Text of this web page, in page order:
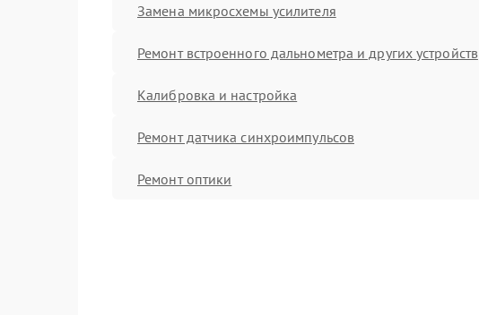
Замена микросхемы усилителя
Ремонт встроенного дальнометра и других устройств
Калибровка и настройка
Ремонт датчика синхроимпульсов
Ремонт оптики